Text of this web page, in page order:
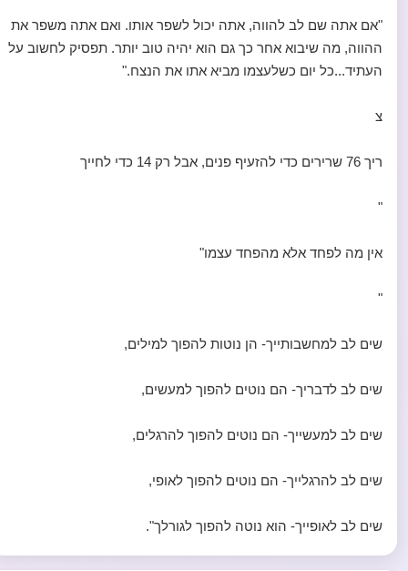
"אם אתה שם לב להווה, אתה יכול לשפר אותו. ואם אתה משפר את
ההווה, מה שיבוא אחר כך גם הוא יהיה טוב יותר. תפסיק לחשוב על
העתיד...כל יום כשלעצמו מביא אתו את הנצח."
צ
ריך 76 שרירים כדי להזעיף פנים, אבל רק 14 כדי לחייך
"
אין מה לפחד אלא מהפחד עצמו"
"
שים לב למחשבותייך- הן נוטות להפוך למילים,
שים לב לדבריך- הם נוטים להפוך למעשים,
שים לב למעשייך- הם נוטים להפוך להרגלים,
שים לב להרגלייך- הם נוטים להפוך לאופי,
שים לב לאופייך- הוא נוטה להפוך לגורלך".